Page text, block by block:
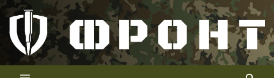
Скип
цонтент
Телевизија ФРОНТ
Први војни канал у Србији